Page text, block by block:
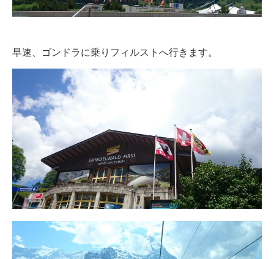
早速、ゴンドラに乗りフィルストへ行きます。